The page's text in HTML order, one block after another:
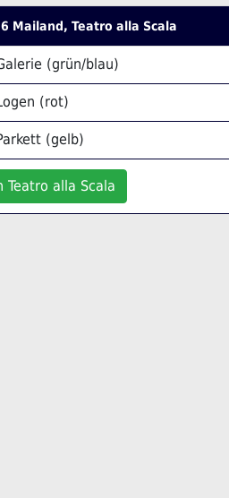
Mailand, Teatro alla Scala
(grün/blau)
(rot)
(gelb)
Teatro alla Scala